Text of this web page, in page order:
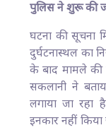
पुलिस ने शुरू की
घटना की सूचना
दुर्घटनास्थल का
के बाद मामले
सकलानी ने
लगाया जा
इनकार नहीं